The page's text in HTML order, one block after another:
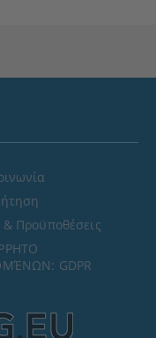
Προϋποθέσεις
GDPR